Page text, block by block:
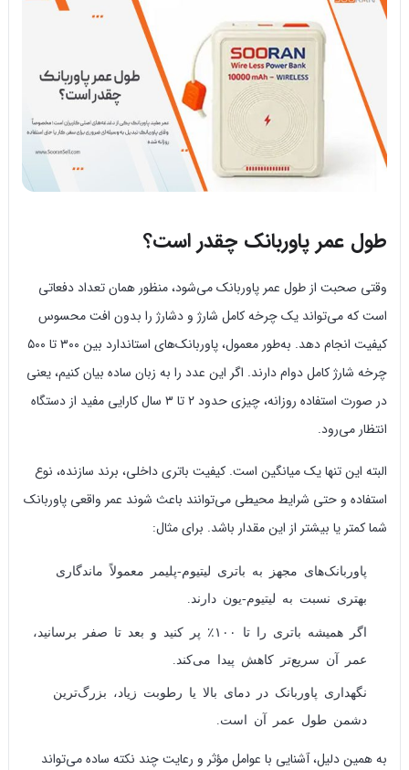
طول عمر پاوربانک چقدر است؟
وقتی صحبت از طول عمر پاوربانک می‌شود، منظور همان تعداد دفعاتی
است که می‌تواند یک چرخه کامل شارژ و دشارژ را بدون افت محسوس
کیفیت انجام دهد. به‌طور معمول، پاوربانک‌های استاندارد بین ۳۰۰ تا ۵۰۰
چرخه شارژ کامل دوام دارند. اگر این عدد را به زبان ساده بیان کنیم، یعنی
در صورت استفاده روزانه، چیزی حدود ۲ تا ۳ سال کارایی مفید از دستگاه
انتظار می‌رود.
البته این تنها یک میانگین است. کیفیت باتری داخلی، برند سازنده، نوع
استفاده و حتی شرایط محیطی می‌توانند باعث شوند عمر واقعی پاوربانک
شما کمتر یا بیشتر از این مقدار باشد. برای مثال:
پاوربانک‌های مجهز به باتری لیتیوم-پلیمر معمولاً ماندگاری
بهتری نسبت به لیتیوم-یون دارند.
اگر همیشه باتری را تا ۱۰۰٪ پر کنید و بعد تا صفر برسانید،
عمر آن سریع‌تر کاهش پیدا می‌کند.
نگهداری پاوربانک در دمای بالا یا رطوبت زیاد، بزرگ‌ترین
دشمن طول عمر آن است.
به همین دلیل، آشنایی با عوامل مؤثر و رعایت چند نکته ساده می‌تواند